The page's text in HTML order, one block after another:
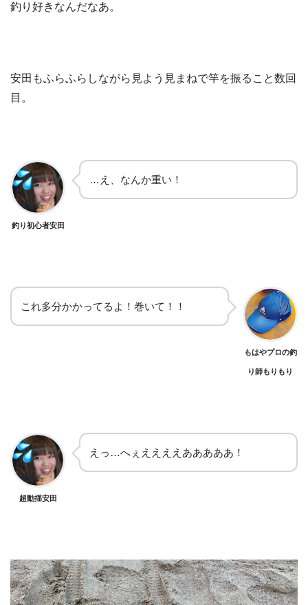
釣り好きなんだなあ。
安田もふらふらしながら見よう見まねで竿を振ること数回
目。
釣り初心者安田
…え、なんか重い！
これ多分かかってるよ！巻いて！！
もはやプロの釣
り師もりもり
超動揺安田
えっ…へぇええええあああああ！